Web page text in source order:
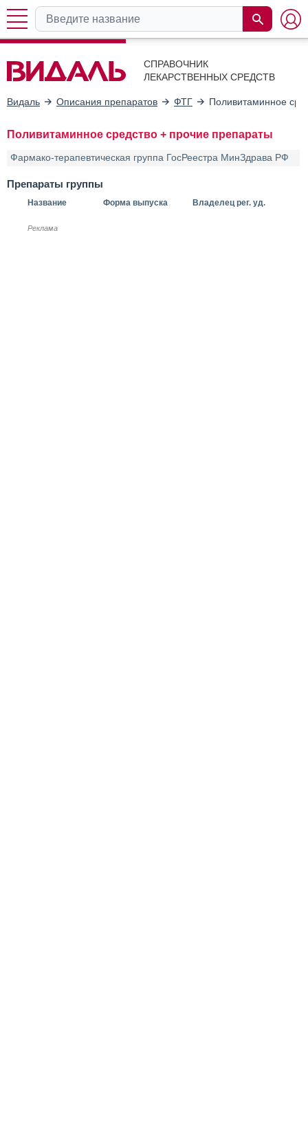
СПРАВОЧНИК
ЛЕКАРСТВЕННЫХ СРЕДСТВ
Видаль Описания препаратов ФТГ Поливитаминное
Поливитаминное средство + прочие препараты
Фармако-терапевтическая группа ГосРеестра МинЗдрава РФ
Препараты группы
Название Форма выпуска Владелец рег. уд.
Реклама